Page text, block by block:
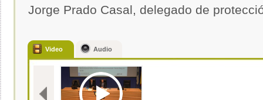
Jorge Prado Casal, delegado de
Video Audio